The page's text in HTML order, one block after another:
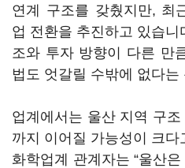
연계 구조를 갖췄지만, 최
업 전환을 추진하고 있습
조와 투자 방향이 다른 만
법도 엇갈릴 수밖에 없다는
업계에서는 울산 지역 구조
까지 이어질 가능성이 크
화학업계 관계자는 “울산